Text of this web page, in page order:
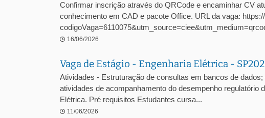
Confirmar inscrição através do QRCode e encaminhar CV
conhecimento em CAD e pacote Office. URL da vaga:
16/06/2026
Vaga de Estágio - Engenharia Elétrica -
Atividades - Estruturação de consultas em bancos de
atividades de acompanhamento do desempenho
Elétrica. Pré requisitos Estudantes cursa...
11/06/2026